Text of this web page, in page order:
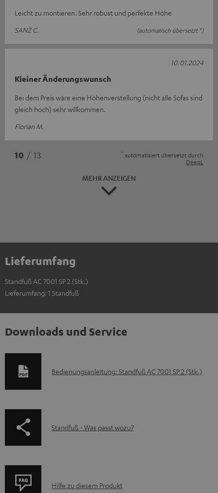
Leicht zu montieren. Sehr robust und perfekte Höhe
SANZ C.
(automatisch übersetzt *)
Kleiner Änderungswunsch
Bei dem Preis wäre eine Höhenverstellung (nicht alle Sofas sind
gleich hoch) sehr willkommen.
Florian M.
10.01.2024
10 / 13 * automatisiert übersetzt durch
DeepL
MEHR ANZEIGEN
Lieferumfang
Standfuß AC 7001 SP 2 (Stk.)
Lieferumfang: 1 Standfuß
Downloads und Service
D
m
e
Bedienungsanleitung: Standfuß AC 7001 SP 2 (Stk.)
p
.
Standfuß - Was passt wozu?
P
Hilfe zu diesem Produkt